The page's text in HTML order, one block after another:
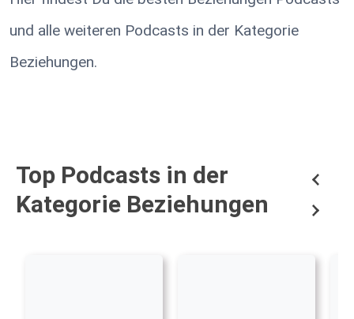
und alle weiteren Podcasts in der Kategorie
Beziehungen.
Top Podcasts in der
Kategorie Beziehungen